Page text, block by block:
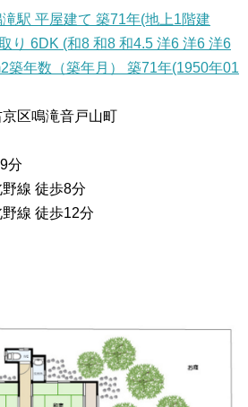
駅 平屋建て 築71年(地上1階建
り 6DK (和8 和8 和4.5 洋6 洋6 洋6
築年数（築年月） 築71年(1950年01
区鳴滝音戸山町
分
線 徒歩8分
線 徒歩12分